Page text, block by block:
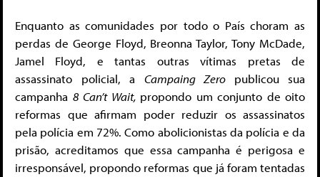
Enquanto as comunidades por todo o País choram as
perdas de George Floyd, Breonna Taylor, Tony McDade,
Jamel Floyd, e tantas outras vítimas pretas de
assassinato policial, a Campaing Zero publicou sua
campanha 8 Can’t Wait, propondo um conjunto de oito
reformas que afirmam poder reduzir os assassinatos
pela polícia em 72%. Como abolicionistas da polícia e da
prisão, acreditamos que essa campanha é perigosa e
irresponsável, propondo reformas que já foram tentadas